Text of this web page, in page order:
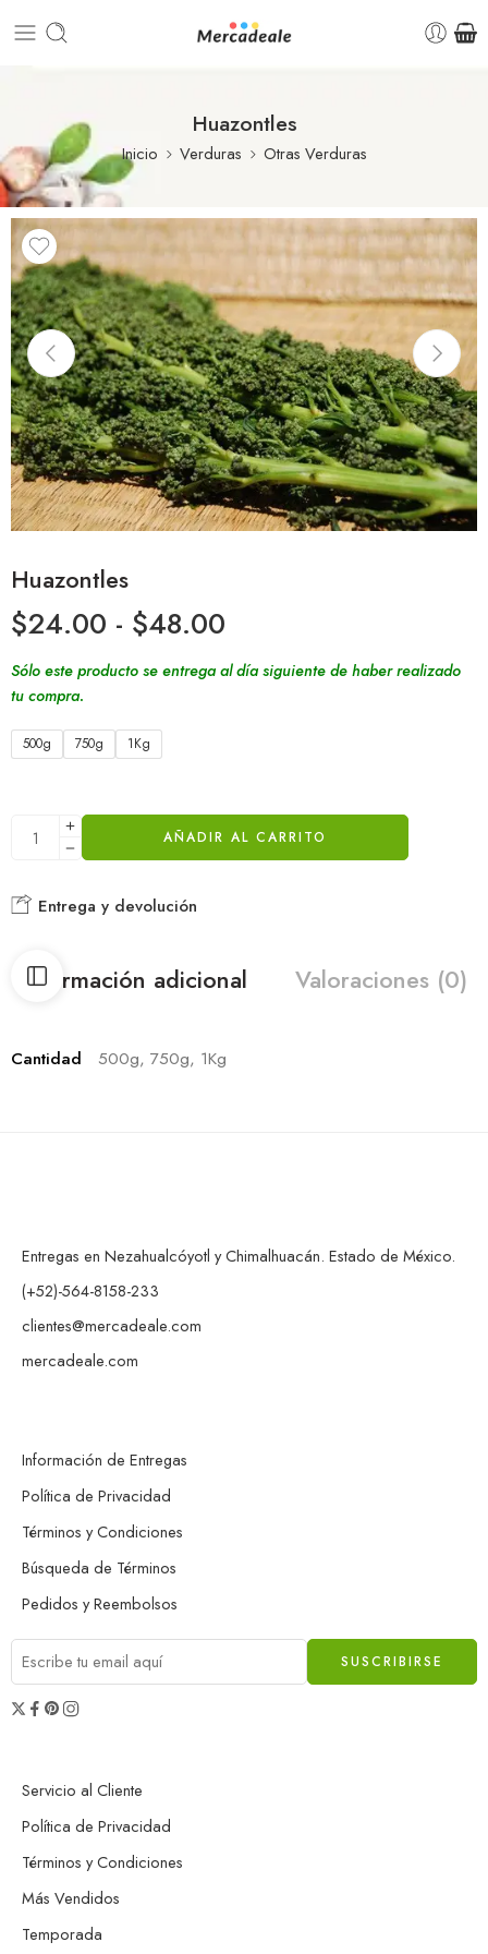
Huazontles
Inicio Verduras Otras Verduras
Huazontles
$24.00 - $48.00
Sólo este producto se entrega al día siguiente de haber realizado
tu compra.
500g 750g 1Kg
AÑADIR AL CARRITO
Entrega y devolución
Información adicional Valoraciones (0)
Cantidad 500g, 750g, 1Kg
Entregas en Nezahualcóyotl y Chimalhuacán. Estado de México.
(+52)-564-8158-233
clientes@mercadeale.com
mercadeale.com
Información de Entregas
Política de Privacidad
Términos y Condiciones
Búsqueda de Términos
Pedidos y Reembolsos
Servicio al Cliente
Política de Privacidad
Términos y Condiciones
Más Vendidos
Temporada